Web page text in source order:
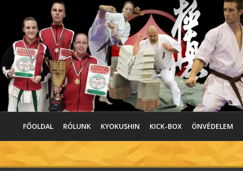
FŐOLDAL RÓLUNK KYOKUSHIN KICK-BOX ÖNVÉDELEM